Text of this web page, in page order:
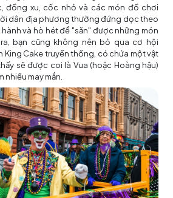
đồng xu, cốc nhỏ và các món đồ chơi
dân địa phương thường đứng dọc theo
và hò hét để "săn" được những món
bạn cũng không nên bỏ qua cơ hội
Cake truyền thống, có chứa một vật
sẽ được coi là Vua (hoặc Hoàng hậu)
nhiều may mắn.